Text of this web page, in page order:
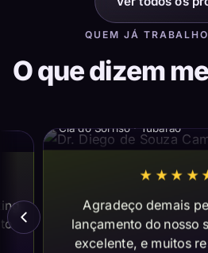
QUEM JÁ
O que dizem
Cia do Sorriso · Tubarão
Agradeço demais
lançamento do nosso
excelente, e muitos